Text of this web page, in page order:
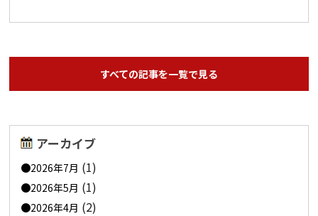
すべての記事を一覧で見る
アーカイブ
2026年7月 (1)
2026年5月 (1)
2026年4月 (2)